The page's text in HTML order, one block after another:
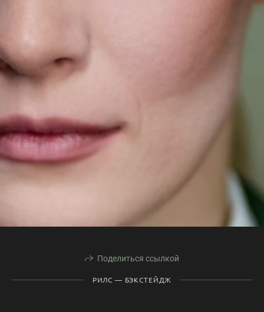
Поделиться ссылкой
РИЛС — БЭКСТЕЙДЖ